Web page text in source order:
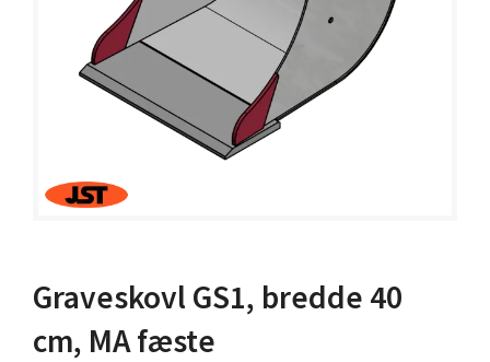
Graveskovl GS1, bredde 40
cm, MA fæste